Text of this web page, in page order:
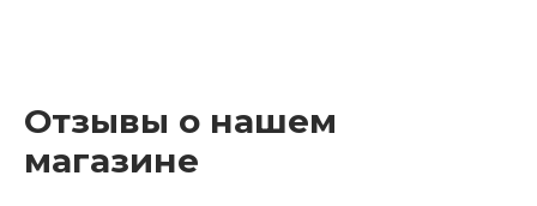
Отзывы о нашем
магазине